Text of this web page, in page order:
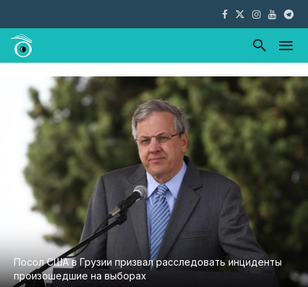
Посол США в Грузии призвал расследовать инциденты
произошедшие на выборах